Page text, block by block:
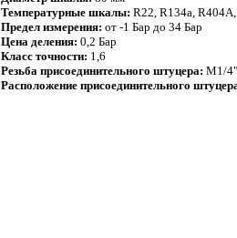
Температурные шкалы: R22, R134a,
Предел измерения: от -1 Бар до 34 Бар
Цена деления: 0,2 Бар
Класс точности: 1,6
Резьба присоединительного штуцера: М1/4"
Расположение присоединительного